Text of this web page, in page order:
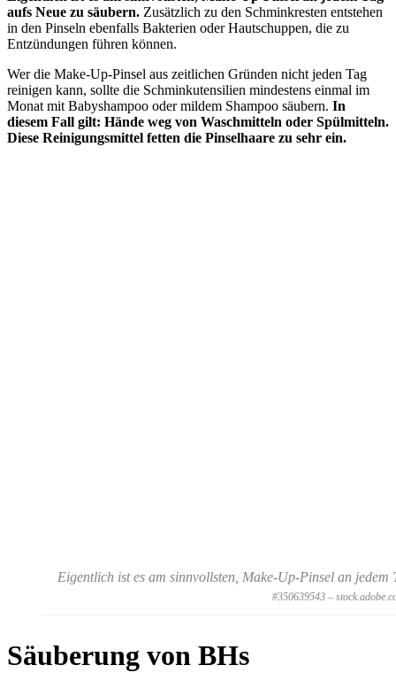
aufs Neue zu säubern. Zusätzlich zu den Schminkresten entstehen
in den Pinseln ebenfalls Bakterien oder Hautschuppen, die zu
Entzündungen führen können.
Wer die Make-Up-Pinsel aus zeitlichen Gründen nicht jeden Tag
reinigen kann, sollte die Schminkutensilien mindestens einmal im
Monat mit Babyshampoo oder mildem Shampoo säubern. In
diesem Fall gilt: Hände weg von Waschmitteln oder Spülmitteln.
Diese Reinigungsmittel fetten die Pinselhaare zu sehr ein.
Eigentlich ist es am sinnvollsten, Make-Up-Pinsel an jedem
#350639543 –
Säuberung von BHs